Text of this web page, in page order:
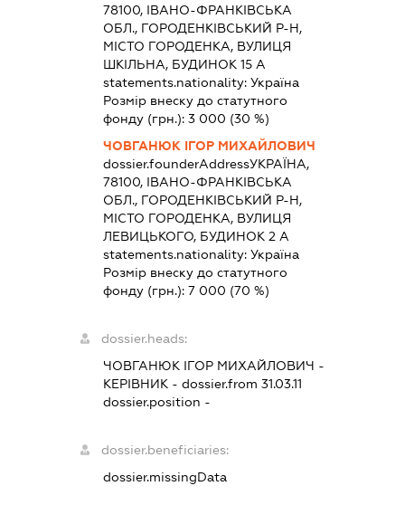
78100, ІВАНО-ФРАНКІВСЬКА
ОБЛ., ГОРОДЕНКІВСЬКИЙ Р-Н,
МІСТО ГОРОДЕНКА, ВУЛИЦЯ
ШКІЛЬНА, БУДИНОК 15 А
statements.nationality: Україна
Розмір внеску до статутного
фонду (грн.): 3 000 (30 %)
ЧОВГАНЮК ІГОР МИХАЙЛОВИЧ
dossier.founderAddressУКРАЇНА,
78100, ІВАНО-ФРАНКІВСЬКА
ОБЛ., ГОРОДЕНКІВСЬКИЙ Р-Н,
МІСТО ГОРОДЕНКА, ВУЛИЦЯ
ЛЕВИЦЬКОГО, БУДИНОК 2 А
statements.nationality: Україна
Розмір внеску до статутного
фонду (грн.): 7 000 (70 %)
dossier.heads:
ЧОВГАНЮК ІГОР МИХАЙЛОВИЧ -
КЕРІВНИК - dossier.from 31.03.11
dossier.position -
dossier.beneficiaries:
dossier.missingData